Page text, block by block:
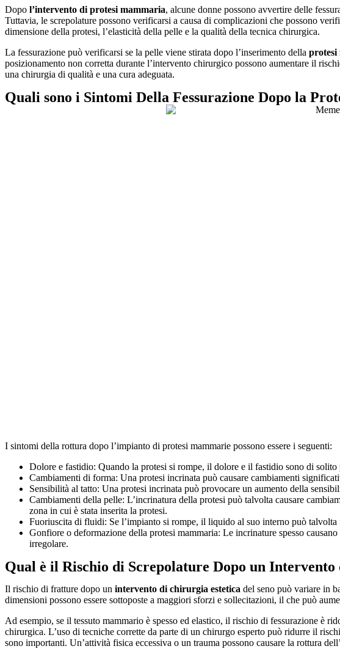
Dopo l’intervento di protesi mammaria, alcune donne possono avvertire delle
Tuttavia, le screpolature possono verificarsi a causa di complicazioni che possono
dimensione della protesi, l’elasticità della pelle e la qualità della tecnica chirurgica.
La fessurazione può verificarsi se la pelle viene stirata dopo l’inserimento della protesi
posizionamento non corretta durante l’intervento chirurgico possono aumentare il
una chirurgia di qualità e una cura adeguata.
Quali sono i Sintomi Della Fessurazione Dopo la
I sintomi della rottura dopo l’impianto di protesi mammarie possono essere i seguenti:
Dolore e fastidio: Quando la protesi si rompe, il dolore e il fastidio sono di
Cambiamenti di forma: Una protesi incrinata può causare cambiamenti
Sensibilità al tatto: Una protesi incrinata può provocare un aumento della
Cambiamenti della pelle: L’incrinatura della protesi può talvolta causare
zona in cui è stata inserita la protesi.
Fuoriuscita di fluidi: Se l’impianto si rompe, il liquido al suo interno può
Gonfiore o deformazione della protesi mammaria: Le incrinature spesso
irregolare.
Qual è il Rischio di Screpolature Dopo un
Il rischio di fratture dopo un intervento di chirurgia estetica del seno può variare in
dimensioni possono essere sottoposte a maggiori sforzi e sollecitazioni, il che può
Ad esempio, se il tessuto mammario è spesso ed elastico, il rischio di fessurazione è
chirurgica. L’uso di tecniche corrette da parte di un chirurgo esperto può ridurre il
sono importanti. Un’attività fisica eccessiva o un trauma possono causare la rottura